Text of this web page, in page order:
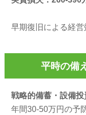
早期復旧による経
平時の備
戦略的備蓄・設備投
年間30-50万円の予